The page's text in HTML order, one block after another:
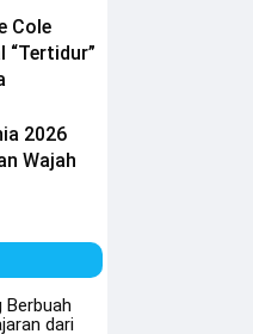
Cole
“Tertidur”
2026
Wajah
Berbuah
dari